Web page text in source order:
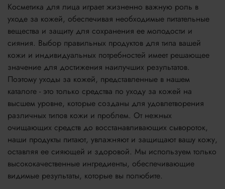
Косметика для лица играет жизненно важную роль в
уходе за кожей, обеспечивая необходимые питательные
вещества и защиту для сохранения ее молодости и
сияния. Выбор правильных продуктов для типа вашей
кожи и индивидуальных потребностей имеет решающее
значение для достижения наилучших результатов.
Поэтому уходы за кожей, представленные в нашем
каталоге - это только средства по уходу за кожей на
высшем уровне, которые созданы для удовлетворения
различных типов кожи и проблем. От нежных
очищающих средств до восстанавливающих сывороток,
наши продукты питают, увлажняют и защищают вашу кожу,
оставляя ее сияющей и здоровой. Мы используем только
высококачественные ингредиенты, обеспечивающие
видимые результаты, которые вы полюбите.